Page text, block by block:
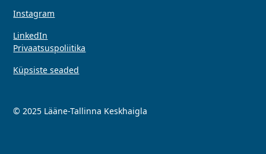
© 2025 Lääne-Tallinna Keskhaigla
Privaatsuspoliitika
Küpsiste seaded
Instagram
LinkedIn